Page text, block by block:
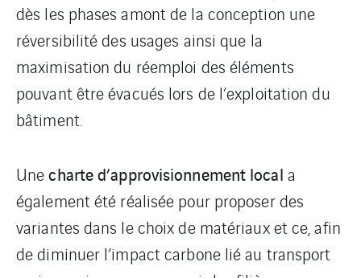
dès les phases amont de la conception une
réversibilité des usages ainsi que la
maximisation du réemploi des éléments
pouvant être évacués lors de l’exploitation du
bâtiment.
Unecharte d’approvisionnement local a
également été réalisée pour proposer des
variantes dans le choix de matériaux et ce, afin
de diminuer l’impact carbone lié au transport